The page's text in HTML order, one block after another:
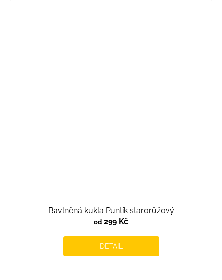
Bavlněná kukla Puntík starorůžový
od 299 Kč
DETAIL